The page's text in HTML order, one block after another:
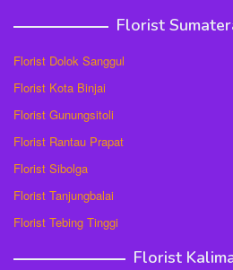
Florist
Florist Dolok Sanggul
Florist Kota Binjai
Florist Gunungsitoli
Florist Rantau Prapat
Florist Sibolga
Florist Tanjungbalai
Florist Tebing Tinggi
Florist